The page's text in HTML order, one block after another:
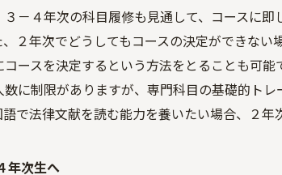
３－４年次の科目履修も見通して、コースに
、２年次でどうしてもコースの決定ができない
コースを決定するという方法をとることも可能
数に制限がありますが、専門科目の基礎的ト
語で法律文献を読む能力を養いたい場合、２年
年次生へ